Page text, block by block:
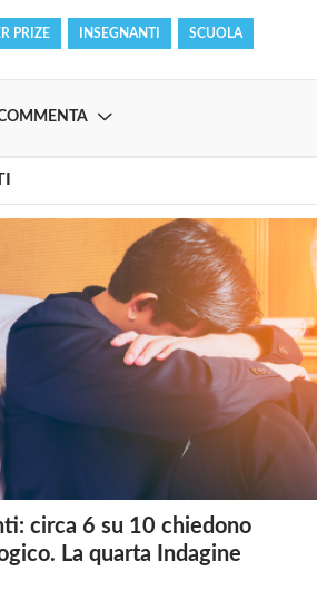
PRIZE INSEGNANTI SCUOLA
circa 6 su 10 chiedono
La quarta Indagine